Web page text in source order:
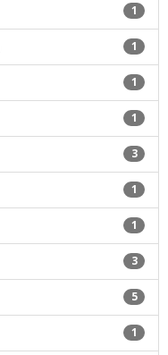
1
1
1
1
3
1
1
3
5
1